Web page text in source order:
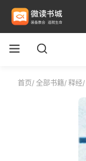
首页/ 全部书籍/ 释经/